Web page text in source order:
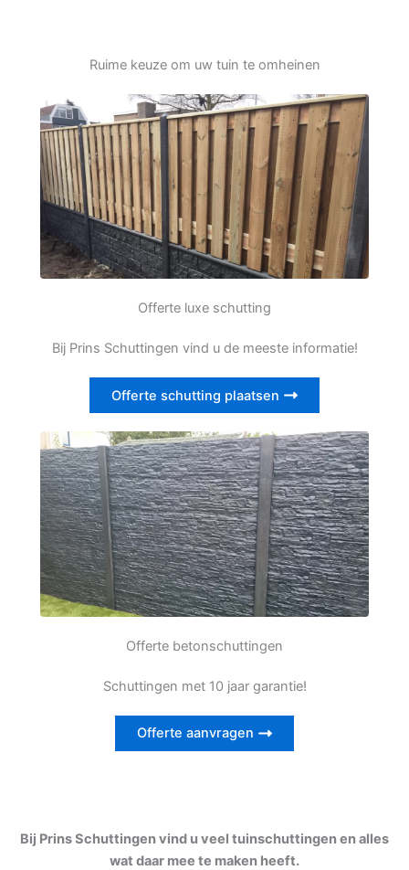
Ruime keuze om uw tuin te omheinen
Offerte luxe schutting
Bij Prins Schuttingen vind u de meeste informatie!
Offerte schutting plaatsen
Offerte betonschuttingen
Schuttingen met 10 jaar garantie!
Offerte aanvragen
Bij Prins Schuttingen vind u veel tuinschuttingen en alles
wat daar mee te maken heeft.